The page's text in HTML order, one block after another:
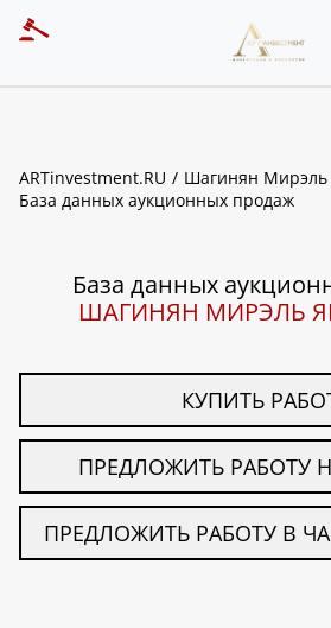
ARTinvestment.RU
Шагинян Мирэль
База данных аукционных продаж
База данных
ШАГИНЯН МИРЭЛЬ
КУПИТЬ
ПРЕДЛОЖИТЬ РАБОТУ
ПРЕДЛОЖИТЬ РАБОТУ В